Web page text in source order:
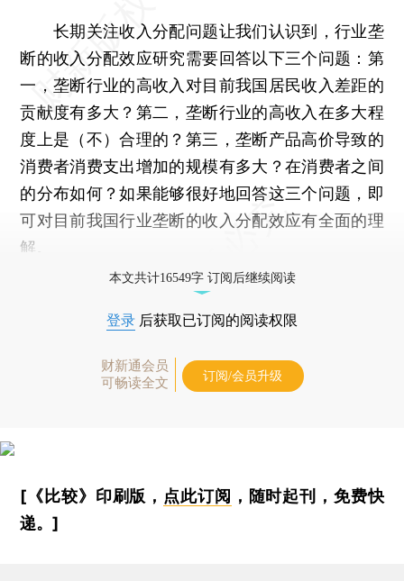
长期关注收入分配问题让我们认识到，行业垄
断的收入分配效应研究需要回答以下三个问题：第
一，垄断行业的高收入对目前我国居民收入差距的
贡献度有多大？第二，垄断行业的高收入在多大程
度上是（不）合理的？第三，垄断产品高价导致的
消费者消费支出增加的规模有多大？在消费者之间
的分布如何？如果能够很好地回答这三个问题，即
可对目前我国行业垄断的收入分配效应有全面的理
解。
本文共计16549字 订阅后继续阅读
登录 后获取已订阅的阅读权限
财新通会员
可畅读全文
订阅/会员升级
[《比较》印刷版， 点此订阅 ，随时起刊，免费快
递。]